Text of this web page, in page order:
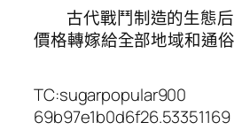
古代戰鬥制造的生態
價格轉嫁給全部地域和通
TC:sugarpopular900
69b97e1b0d6f26.53351169